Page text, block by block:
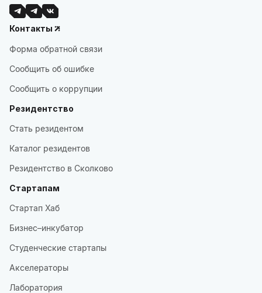
Контакты
Форма обратной связи
Сообщить об ошибке
Сообщить о коррупции
Резидентство
Стать резидентом
Каталог резидентов
Резидентство в Сколково
Стартапам
Стартап Хаб
Бизнес–инкубатор
Студенческие стартапы
Акселераторы
Лаборатория